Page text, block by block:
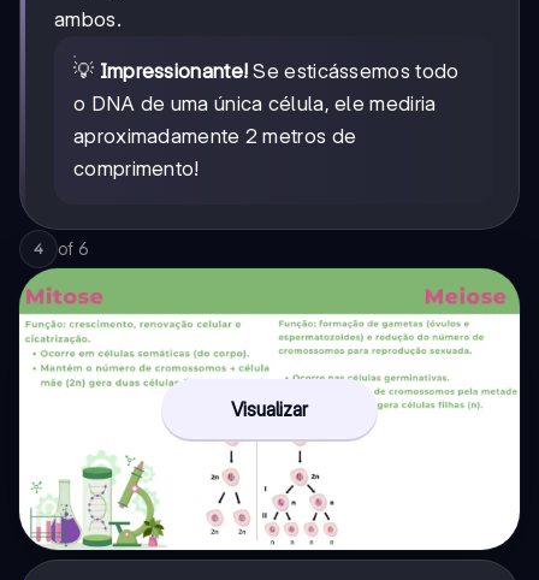
ambos.
💡 Impressionante! Se esticássemos todo
o DNA de uma única célula, ele mediria
aproximadamente 2 metros de
comprimento!
4 of 6
Visualizar